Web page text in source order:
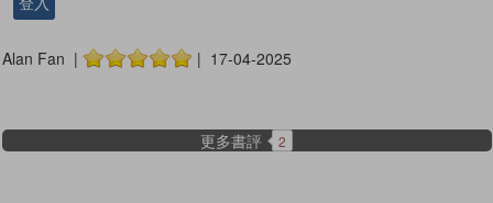
Alan Fan | | 17-04-2025
更多書評 2